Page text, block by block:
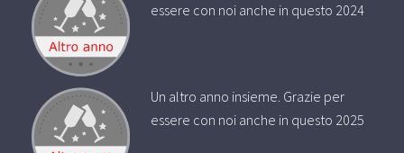
essere con noi anche in questo 2024
Un altro anno insieme. Grazie per
essere con noi anche in questo 2025